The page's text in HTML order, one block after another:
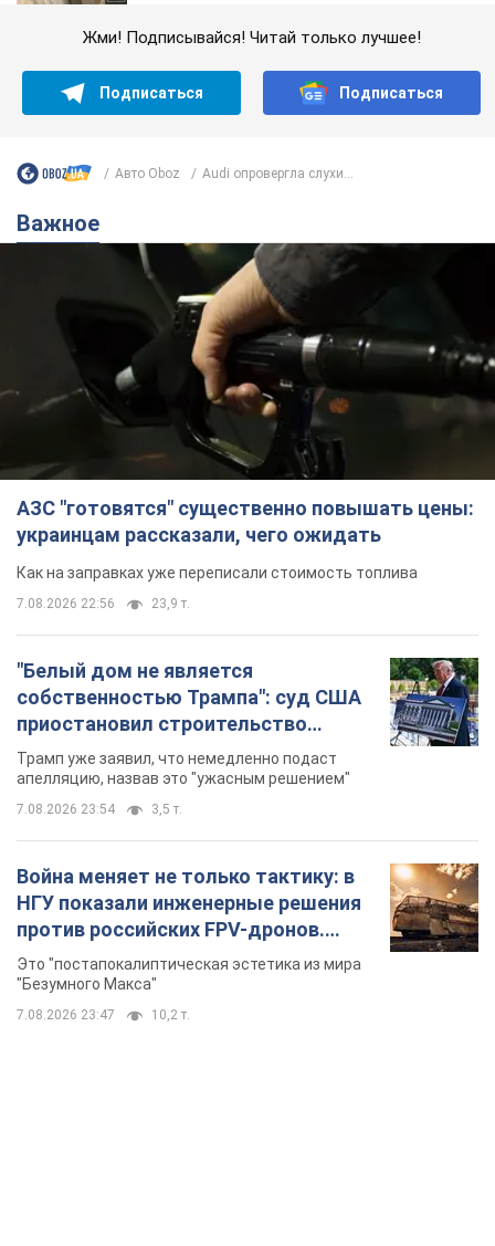
Жми! Подписывайся! Читай только лучшее!
Подписаться Подписаться
Авто Oboz Audi опровергла слухи...
Важное
АЗС "готовятся" существенно повышать цены:
украинцам рассказали, чего ожидать
Как на заправках уже переписали стоимость топлива
7.08.2026 22:56 23,9 т.
"Белый дом не является
собственностью Трампа": суд США
приостановил строительство
бального зала стоимостью 400 млн
долларов
Трамп уже заявил, что немедленно подаст
апелляцию, назвав это "ужасным решением"
7.08.2026 23:54 3,5 т.
Война меняет не только тактику: в
НГУ показали инженерные решения
против российских FPV-дронов.
Фото
Это "постапокалиптическая эстетика из мира
"Безумного Макса"
7.08.2026 23:47 10,2 т.